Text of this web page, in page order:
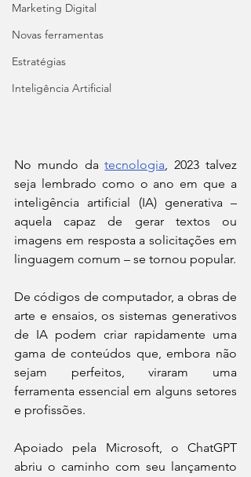
Marketing Digital
Novas ferramentas
Estratégias
Inteligência Artificial
No mundo da tecnologia, 2023 talvez
seja lembrado como o ano em que a
inteligência artificial (IA) generativa –
aquela capaz de gerar textos ou
imagens em resposta a solicitações em
linguagem comum – se tornou popular.
De códigos de computador, a obras de
arte e ensaios, os sistemas generativos
de IA podem criar rapidamente uma
gama de conteúdos que, embora não
sejam perfeitos, viraram uma
ferramenta essencial em alguns setores
e profissões.
Apoiado pela Microsoft, o ChatGPT
abriu o caminho com seu lançamento